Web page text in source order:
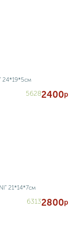
24*19*5см
56282400р
21*14*7см
63132800р